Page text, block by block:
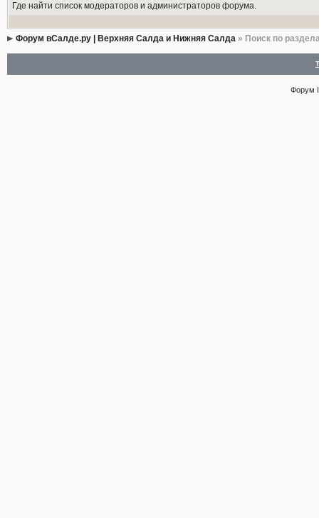
Где найти список модераторов и администраторов форума.
Форум вСалде.ру | Верхняя Салда и Нижняя Салда» Поиск по
Форум